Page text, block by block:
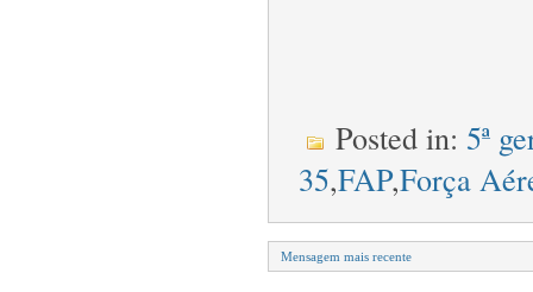
Posted in: 5ª
35,FAP,Força
Mensagem mais recente